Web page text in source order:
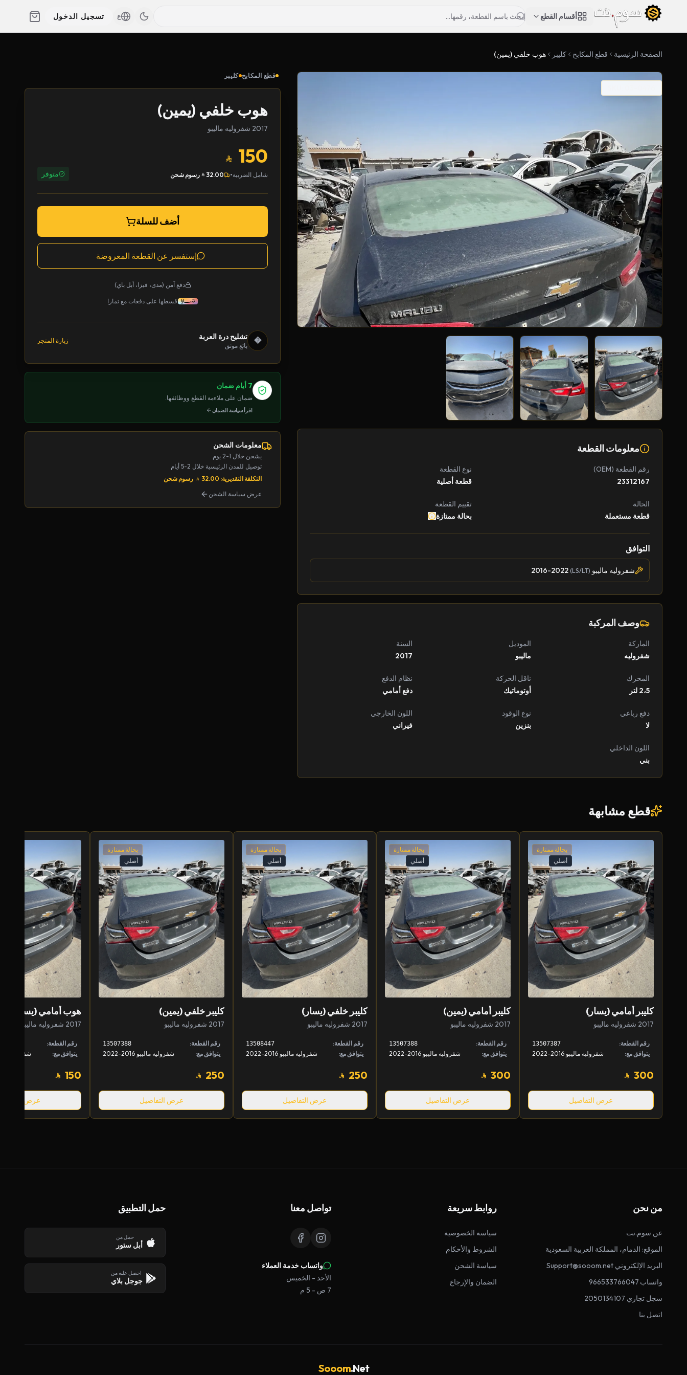
أقسام القطع ع تسجيل الدخول
الصفحة الرئيسية قطع المكابح كليبر هوب خلفي (يمين)
معلومات القطعة
رقم القطعة (OEM)
23312167
نوع القطعة
قطعة أصلية
الحالة
قطعة مستعملة
تقييم القطعة
بحالة ممتازة
التوافق
شفروليه ماليبو (LS/LT)
وصف المركبة
الماركة
شفروليه
الموديل
ماليبو
السنة
2017
المحرك
2،5 لتر
ناقل الحركة
أوتوماتيك
نظام الدفع
دفع أمامي
دفع رباعي
لا
نوع الوقود
بنزين
اللون الخارجي
فيراني
اللون الداخلي
بني
قطع المكابح كليبر
هوب خلفي (يمين)
2017 شفروليه ماليبو
150
شامل الضريبة•
32.00 رسوم شحن متوفر
أضف للسلة
إستفسر عن القطعة المعروضة
دفع آمن (مدى، فيزا، أبل باي)
قسطها على دفعات مع تمارا
� تشليح درة العربة
بائع موثق
زيارة المتجر
7 أيام ضمان
ضمان على ملاءمة القطع ووظائفها.
اقرأ سياسة الضمان
معلومات الشحن
يشحن خلال 1-2 يوم
توصيل للمدن الرئيسية خلال 2-5 أيام
التكلفة التقديرية: 32.00
رسوم شحن
عرض سياسة الشحن
قطع مشابهة
بحالة ممتازة
أصلي
كليبر أمامي (يسار)
2017 شفروليه ماليبو
رقم القطعة: 13507387
يتوافق مع: شفروليه ماليبو 2016-2022
300
عرض التفاصيل
بحالة ممتازة
أصلي
كليبر أمامي (يمين)
2017 شفروليه ماليبو
رقم القطعة: 13507388
يتوافق مع: شفروليه ماليبو 2016-2022
300
عرض التفاصيل
بحالة ممتازة
أصلي
كليبر خلفي (يسار)
2017 شفروليه ماليبو
رقم القطعة: 13508447
يتوافق مع: شفروليه ماليبو 2016-2022
250
عرض التفاصيل
بحالة ممتازة
أصلي
كليبر خلفي (يمين)
2017 شفروليه ماليبو
رقم القطعة: 13507388
يتوافق مع: شفروليه ماليبو 2016-2022
250
عرض التفاصيل
هوب أمامي (يسار)
2017 شفروليه ماليبو
رقم القطعة:
يتوافق مع:
شفروليه ماليبو
150
عرض
من نحن
عن سوم.نت
الموقع: الدمام، المملكة العربية السعودية
البريد الإلكتروني Support@sooom.net
واتساب 966533766047
سجل تجاري 2050134107
اتصل بنا
روابط سريعة
سياسة الخصوصية
الشروط والأحكام
سياسة الشحن
الضمان والإرجاع
تواصل معنا
واتساب خدمة العملاء
الأحد - الخميس
7 ص - 5 م
حمل التطبيق
حمل من
أبل ستور
احصل عليه من
جوجل بلاي
Sooom.Net